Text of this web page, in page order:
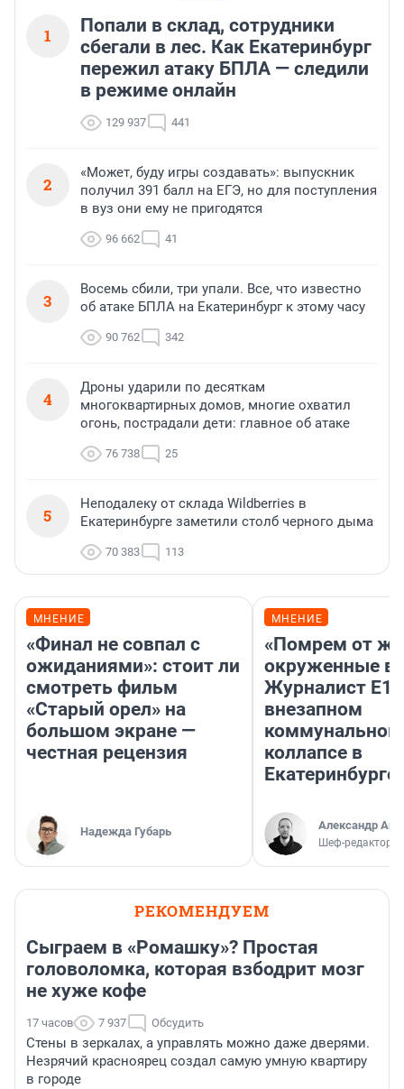
1
Попали в склад, сотрудники
сбегали в лес. Как Екатеринбург
пережил атаку БПЛА — следили
в режиме онлайн
129 937 441
2
«Может, буду игры создавать»: выпускник
получил 391 балл на ЕГЭ, но для поступления
в вуз они ему не пригодятся
96 662 41
3
Восемь сбили, три упали. Все, что известно
об атаке БПЛА на Екатеринбург к этому часу
90 762 342
4
Дроны ударили по десяткам
многоквартирных домов, многие охватил
огонь, пострадали дети: главное об атаке
76 738 25
5
Неподалеку от склада Wildberries в
Екатеринбурге заметили столб черного дыма
70 383 113
МНЕНИЕ
«Финал не совпал с
ожиданиями»: стоит ли
смотреть фильм
«Старый орел» на
большом экране —
честная рецензия
Надежда Губарь
МНЕНИЕ
«Помрем от
окруженные
Журналист
внезапном
коммунальном
коллапсе в
Екатеринбурге.
Александр
Шеф-редактор
РЕКОМЕНДУЕМ
Сыграем в «Ромашку»? Простая
головоломка, которая взбодрит мозг
не хуже кофе
17 часов 7 937 Обсудить
Стены в зеркалах, а управлять можно даже дверями.
Незрячий красноярец создал самую умную квартиру
в городе